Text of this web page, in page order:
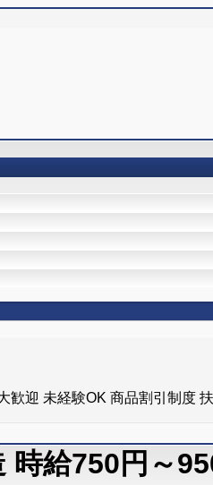
迎 未経験OK 商品割引制度
時給750円～